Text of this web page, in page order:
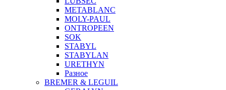
METABLANC
MOLY-PAUL
ONTROPEEN
SOK
STABYL
STABYLAN
URETHYN
Разное
BREMER & LEGUIL